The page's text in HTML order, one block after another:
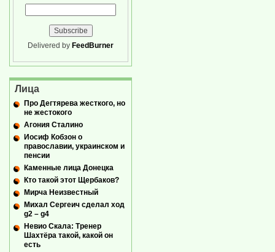
Delivered by FeedBurner
Лица
Про Дегтярева жесткого, но
не жестокого
Агония Сталино
Иосиф Кобзон о
православии, украинском и
пенсии
Каменные лица Донецка
Кто такой этот Щербаков?
Мирча Неизвестный
Михал Сергеич сделал ход
g2 – g4
Невио Скала: Тренер
Шахтёра такой, какой он
есть